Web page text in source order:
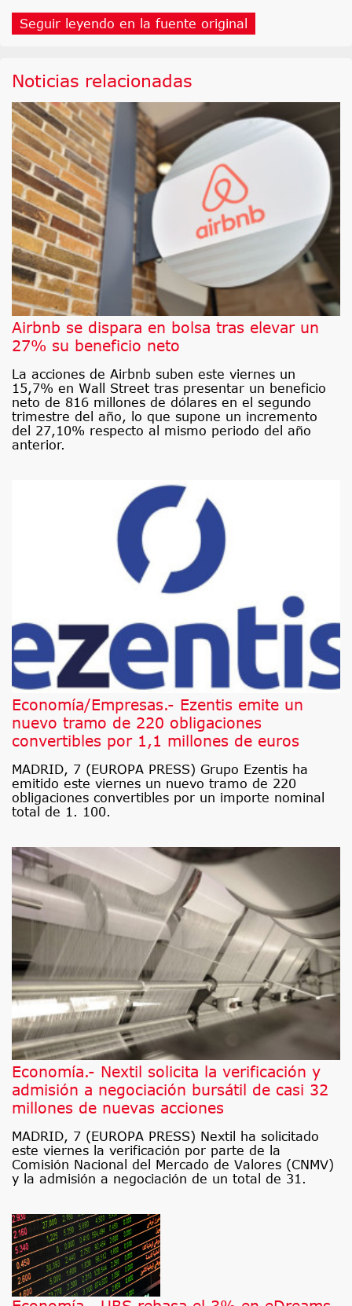
Seguir leyendo en la fuente original
Noticias relacionadas
Airbnb se dispara en bolsa tras elevar un
27% su beneficio neto
La acciones de Airbnb suben este viernes un
15,7% en Wall Street tras presentar un beneficio
neto de 816 millones de dólares en el segundo
trimestre del año, lo que supone un incremento
del 27,10% respecto al mismo periodo del año
anterior.
Economía/Empresas.- Ezentis emite un
nuevo tramo de 220 obligaciones
convertibles por 1,1 millones de euros
MADRID, 7 (EUROPA PRESS) Grupo Ezentis ha
emitido este viernes un nuevo tramo de 220
obligaciones convertibles por un importe nominal
total de 1. 100.
Economía.- Nextil solicita la verificación y
admisión a negociación bursátil de casi 32
millones de nuevas acciones
MADRID, 7 (EUROPA PRESS) Nextil ha solicitado
este viernes la verificación por parte de la
Comisión Nacional del Mercado de Valores (CNMV)
y la admisión a negociación de un total de 31.